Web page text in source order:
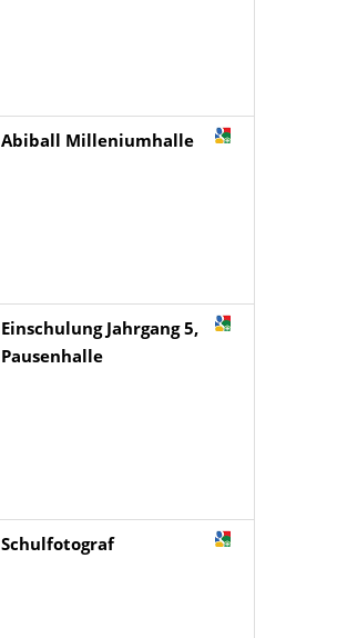
Abiball Milleniumhalle
Einschulung Jahrgang 5,
Pausenhalle
Schulfotograf